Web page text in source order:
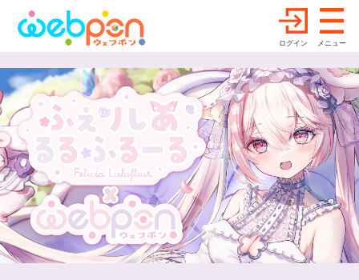
ログイン メニュー